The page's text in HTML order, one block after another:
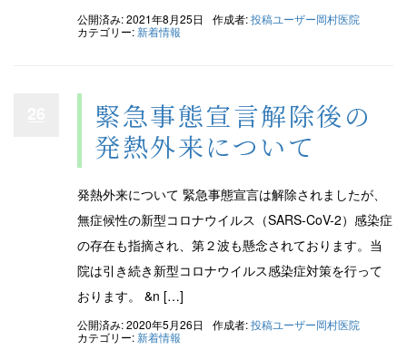
公開済み: 2021年8月25日 作成者:投稿ユーザー岡村医院
カテゴリー:新着情報
緊急事態宣言解除後の
発熱外来について
発熱外来について 緊急事態宣言は解除されましたが、
無症候性の新型コロナウイルス（SARS-CoV-2）感染症
の存在も指摘され、第２波も懸念されております。当
院は引き続き新型コロナウイルス感染症対策を行って
おります。 &n […]
公開済み: 2020年5月26日 作成者:投稿ユーザー岡村医院
カテゴリー:新着情報